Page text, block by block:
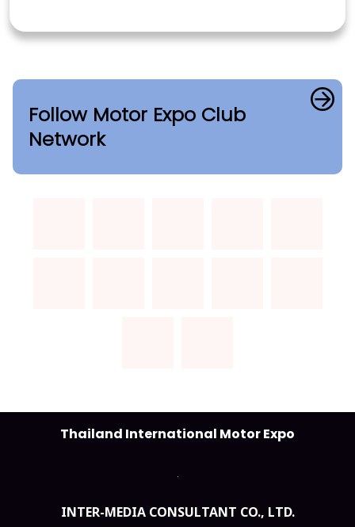
Follow Motor Expo Club
Network
Thailand International Motor Expo
INTER-MEDIA CONSULTANT CO., LTD.